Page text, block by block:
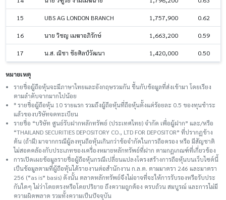
15 UBS AG LONDON BRANCH 1,757,900 0.62
16 นาย วิชญ เมฆาอภิรักษ์ 1,663,200 0.59
17 น.ส. ณิชา ชัยศิลป์วัฒนา 1,420,000 0.50
หมายเหตุ
รายชื่อผู้ถือหุ้นจะมีภาษาไทยและอังกฤษรวมกัน ขึ้นกับข้อมูลที่ส่งเข้ามา โดยเรียง
ตามลำดับจากมากไปน้อย
* รายชื่อผู้ถือหุ้น 10 รายแรก รวมถึงผู้ถือหุ้นที่ถือหุ้นตั้งแต่ร้อยละ 0.5 ของทุนชําระ
แล้วของบริษัทจดทะเบียน
รายชื่อ “บริษัท ศูนย์รับฝากหลักทรัพย์ (ประเทศไทย) จำกัด เพื่อผู้ฝาก” และ/หรือ
“THAILAND SECURITIES DEPOSITORY CO., LTD FOR DEPOSITOR” ที่ปรากฏข้าง
ต้น (ถ้ามี) มาจากกรณีผู้ลงทุนถือหุ้นเกินกว่าข้อจำกัดในการถือครอง หรือ มีสัญชาติ
ไม่สอดคล้องกับประเภทของเครื่องหมายหลักทรัพย์ที่ฝาก ตามกฎเกณฑ์ที่เกี่ยวข้อง
การเปิดเผยข้อมูลรายชื่อผู้ถือหุ้นกรณีเปลี่ยนแปลงโครงสร้างการถือหุ้นบนเว็บไซต์นี้
เป็นข้อมูลตามที่ผู้ถือหุ้นได้รายงานต่อสำนักงาน ก.ล.ต. ตามมาตรา 246 และมาตรา
256 (“as is” basis) ดังนั้น ตลาดหลักทรัพย์จึงไม่อาจที่จะให้การรับรองหรือรับประ
กันใดๆ ไม่ว่าโดยตรงหรือโดยปริยาย ถึงความถูกต้อง ครบถ้วน สมบูรณ์ และการไม่มี
ความผิดพลาด รวมทั้งความเป็นปัจจุบัน